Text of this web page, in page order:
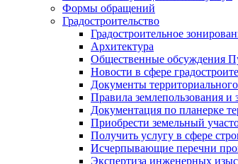
Формы обращений
Градостроительство
Градостроительное
Архитектура
Общественные обсуждения
Новости в сфере
Документы
Правила землепользования и
Документация по планерке
Приобрести земельный
Получить услугу в сфере
Исчерпывающие перечни
Экспертиза инженерных